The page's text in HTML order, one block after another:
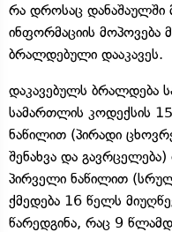
რა დროსაც
ინფორმაციის მოპოვება
ბრალდებული დააკავეს.
დაკავებულს ბრალდება
სამართლის კოდექსის
ნაწილით (პირადი
შენახვა და
პირველი ნაწილით
ქმედება 16 წელს
წარედგინა, რაც 9